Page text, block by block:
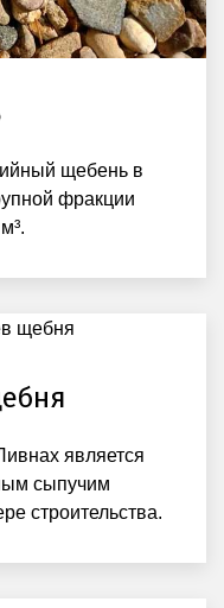
щебень в
фракции
является
сыпучим
строительства.